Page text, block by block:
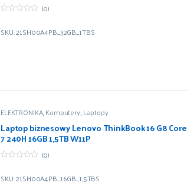
5
(0)
SKU: 21SH00A4PB_32GB_1TBS
ELEKTRONIKA,Komputery,Laptopy
Laptop biznesowy Lenovo ThinkBook 16 G8 Core
7 240H 16GB 1,5TB W11P
5
(0)
SKU: 21SH00A4PB_16GB_1,5TBS